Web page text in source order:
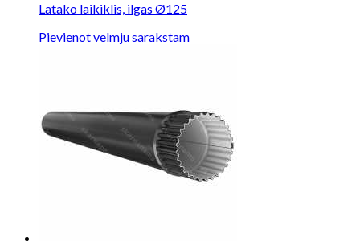
Latako laikiklis, ilgas Ø125
Pievienot velmju sarakstam